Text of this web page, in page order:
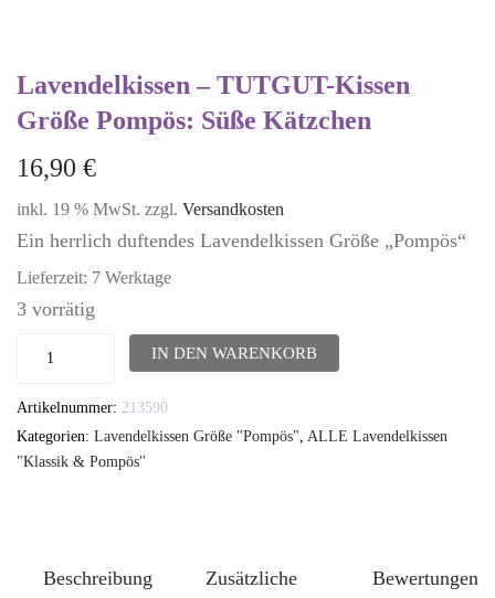
Lavendelkissen – TUTGUT-Kissen
Größe Pompös: Süße Kätzchen
16,90 €
inkl. 19 % MwSt. zzgl. Versandkosten
Ein herrlich duftendes Lavendelkissen Größe „Pompös“
Lieferzeit: 7 Werktage
3 vorrätig
Lavendelkissen
TUTGUT-
Kissen
Kätzchen
IN DEN WARENKORB
Artikelnummer: 213590
Kategorien: Lavendelkissen Größe "Pompös" ALLE Lavendelkissen
"Klassik & Pompös"
Beschreibung
Zusätzliche
Bewertungen